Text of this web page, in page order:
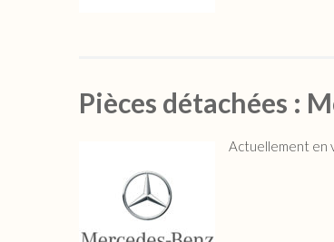
Pièces détachées :
Actuellement en